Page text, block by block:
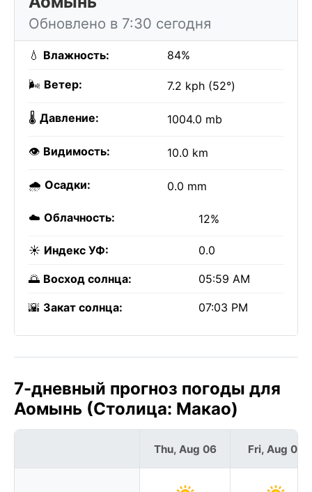
Обновлено в 7:30 сегодня
💧 Влажность: 84%
🌬️ Ветер: 7.2 kph (52°)
🌡️ Давление: 1004.0 mb
👁️ Видимость: 10.0 km
🌧️ Осадки: 0.0 mm
☁️ Облачность: 12%
☀️ Индекс УФ: 0.0
🌅 Восход солнца: 05:59 AM
🌇 Закат солнца: 07:03 PM
7-дневный прогноз погоды для
Аомынь (Столица: Макао)
Thu, Aug 06 Fri, Aug 07